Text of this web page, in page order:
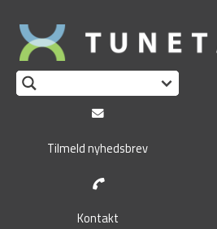
Tilmeld nyhedsbrev
Kontakt